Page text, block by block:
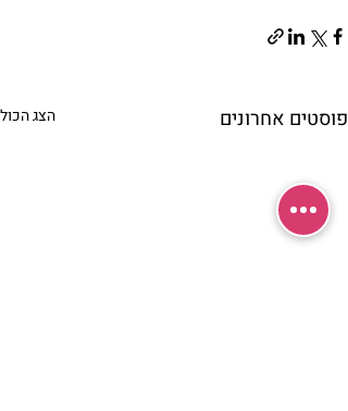
פוסטים אחרונים הצג הכול